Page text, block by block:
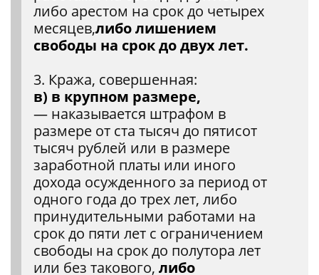
либо арестом на срок до четырех
месяцев,либо лишением
свободы на срок до двух лет.
3. Кража, совершенная:
в) в крупном размере,
— наказывается штрафом в
размере от ста тысяч до пятисот
тысяч рублей или в размере
заработной платы или иного
дохода осужденного за период от
одного года до трех лет, либо
принудительными работами на
срок до пяти лет с ограничением
свободы на срок до полутора лет
или без такового, либо